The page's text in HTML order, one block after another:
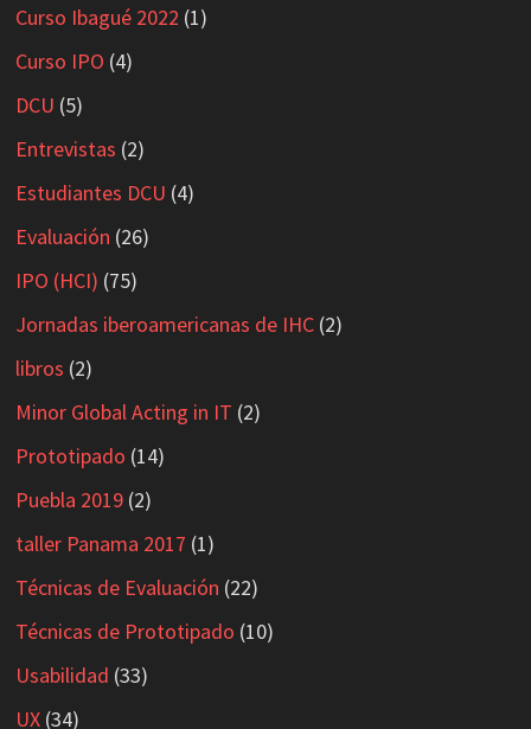
Curso Ibagué 2022 (1)
Curso IPO (4)
DCU (5)
Entrevistas (2)
Estudiantes DCU (4)
Evaluación (26)
IPO (HCI) (75)
Jornadas iberoamericanas de IHC(2)
libros (2)
Minor Global Acting in IT (2)
Prototipado (14)
Puebla 2019(2)
taller Panama 2017 (1)
Técnicas de Evaluación (22)
Técnicas de Prototipado (10)
Usabilidad (33)
UX(34)